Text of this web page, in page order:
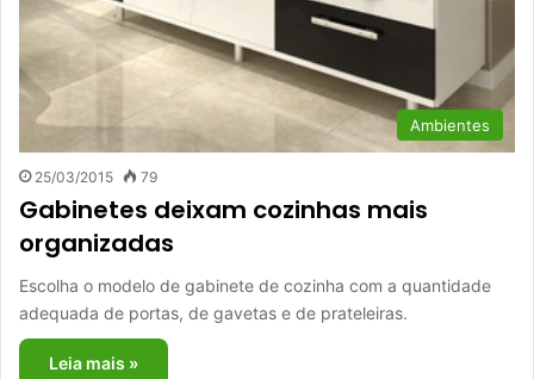
Ambientes
25/03/2015 79
Gabinetes deixam cozinhas mais
organizadas
Escolha o modelo de gabinete de cozinha com a quantidade
adequada de portas, de gavetas e de prateleiras.
Leia mais »